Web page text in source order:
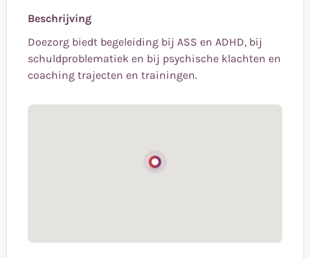
Beschrijving
Doezorg biedt begeleiding bij ASS en ADHD, bij
schuldproblematiek en bij psychische klachten en
coaching trajecten en trainingen.